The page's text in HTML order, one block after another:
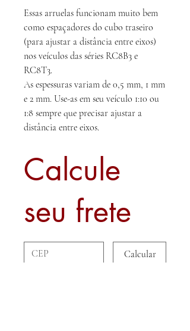
Essas arruelas funcionam muito bem
como espaçadores do cubo traseiro
(para ajustar a distância entre eixos)
nos veículos das séries RC8B3 e
RC8T3.
As espessuras variam de 0,5 mm, 1 mm
e 2 mm. Use-as em seu veículo 1:10 ou
1:8 sempre que precisar ajustar a
distância entre eixos.
Calcule
seu frete
Calcular